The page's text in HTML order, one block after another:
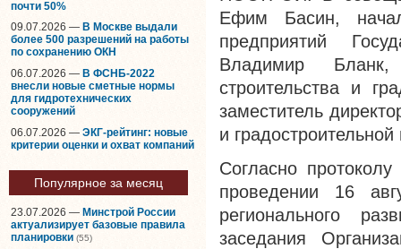
почти 50%
09.07.2026 — В Москве выдали
более 500 разрешений на работы
по сохранению ОКН
06.07.2026 — В ФСНБ-2022
внесли новые сметные нормы
для гидротехнических
сооружений
06.07.2026 — ЭКГ-рейтинг: новые
критерии оценки и охват компаний
Популярное за месяц
23.07.2026 — Минстрой России
актуализирует базовые правила
планировки (55)
Ефим Басин,
предприятий
Владимир Бланк,
строительства и
заместитель
и
Согласно
проведении 16
регионального
заседания